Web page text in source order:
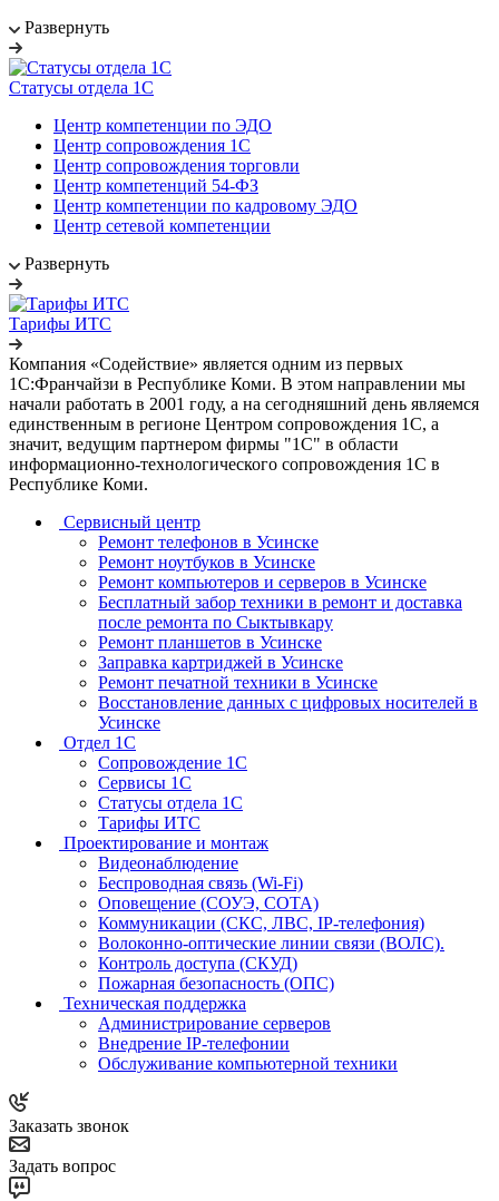
Развернуть
Статусы отдела 1С
Центр компетенции по ЭДО
Центр сопровождения 1С
Центр сопровождения торговли
Центр компетенций 54-ФЗ
Центр компетенции по кадровому ЭДО
Центр сетевой компетенции
Развернуть
Тарифы ИТС
Компания «Содействие» является одним из первых
1С:Франчайзи в Республике Коми. В этом направлении мы
начали работать в 2001 году, а на сегодняшний день являемся
единственным в регионе Центром сопровождения 1С, а
значит, ведущим партнером фирмы "1С" в области
информационно-технологического сопровождения 1C в
Республике Коми.
Сервисный центр
Ремонт телефонов в Усинске
Ремонт ноутбуков в Усинске
Ремонт компьютеров и серверов в Усинске
Бесплатный забор техники в ремонт и доставка
после ремонта по Сыктывкару
Ремонт планшетов в Усинске
Заправка картриджей в Усинске
Ремонт печатной техники в Усинске
Восстановление данных с цифровых носителей в
Усинске
Отдел 1С
Сопровождение 1С
Сервисы 1С
Статусы отдела 1С
Тарифы ИТС
Проектирование и монтаж
Видеонаблюдение
Беспроводная связь (Wi-Fi)
Оповещение (СОУЭ, СОТА)
Коммуникации (СКС, ЛВС, IP-телефония)
Волоконно-оптические линии связи (ВОЛС).
Контроль доступа (СКУД)
Пожарная безопасность (ОПС)
Техническая поддержка
Администрирование серверов
Внедрение IP-телефонии
Обслуживание компьютерной техники
Заказать звонок
Задать вопрос